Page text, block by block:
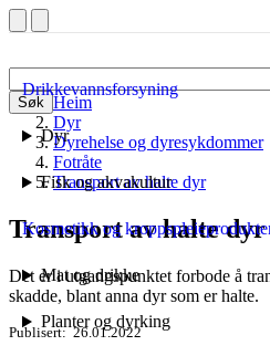
Søk
Drikkevannsforsyning
Dyr
Fisk og akvakultur
Kosmetikk og
Mat og drikke
Planter og dyrking
Heim
Dyr
Dyrehelse og dyresykdommer
Fotråte
Transport av halte dyr
Transport av halte dyr
Det er i utgangspunktet forbode å
skadde, blant anna dyr som er halte.
Publisert 26.01.2022